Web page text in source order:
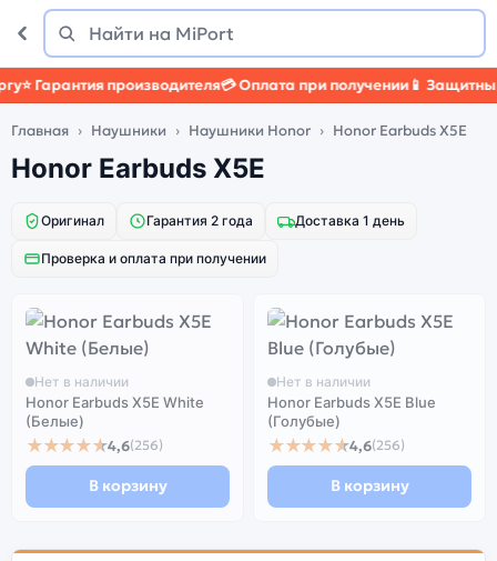
Поиск
Найти
⭐ Гарантия производителя💳 Оплата при получении📱 Защитный
Главная Наушники Наушники Honor Honor Earbuds X5E
Honor Earbuds X5E
Оригинал Гарантия 2 года Доставка 1 день
Проверка и оплата при получении
Нет в наличии
Honor Earbuds X5E White
(Белые)
★★★★★4,6(256)
В корзину
Нет в наличии
Honor Earbuds X5E Blue
(Голубые)
★★★★★4,6(256)
В корзину